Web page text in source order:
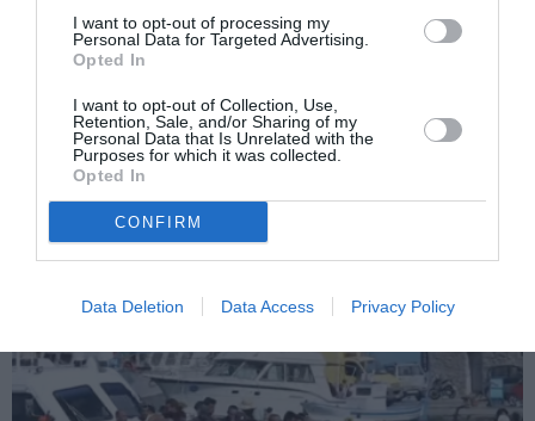
I want to opt-out of processing my
Personal Data for Targeted Advertising.
Opted In
I want to opt-out of Collection, Use,
Retention, Sale, and/or Sharing of my
Personal Data that Is Unrelated with the
Purposes for which it was collected.
Opted In
CONFIRM
Data Deletion Data Access Privacy Policy
Covid, avviata dall’Ema la revisione del
primo farmaco orale per il trattamento
della malattia negli adulti
Articolo seguente
Bollettino covid oggi, 25 ottobre: sono
2.535 i nuovi casi e 30 le vittime
TI POTREBBERO INTERESSARE